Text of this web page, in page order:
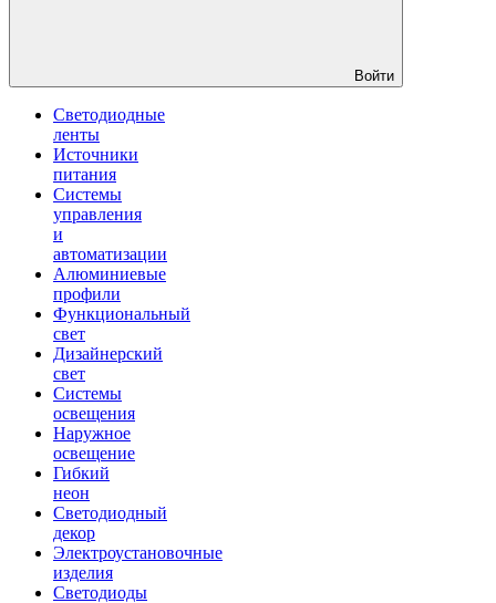
Войти
Светодиодные
ленты
Источники
питания
Системы
управления
и
автоматизации
Алюминиевые
профили
Функциональный
свет
Дизайнерский
свет
Системы
освещения
Наружное
освещение
Гибкий
неон
Светодиодный
декор
Электроустановочные
изделия
Светодиоды